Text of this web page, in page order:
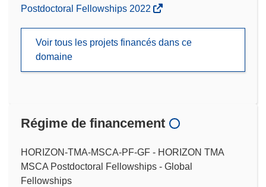
Postdoctoral Fellowships 2022
Voir tous les projets financés dans ce
domaine
Régime de financement
HORIZON-TMA-MSCA-PF-GF - HORIZON TMA
MSCA Postdoctoral Fellowships - Global
Fellowships